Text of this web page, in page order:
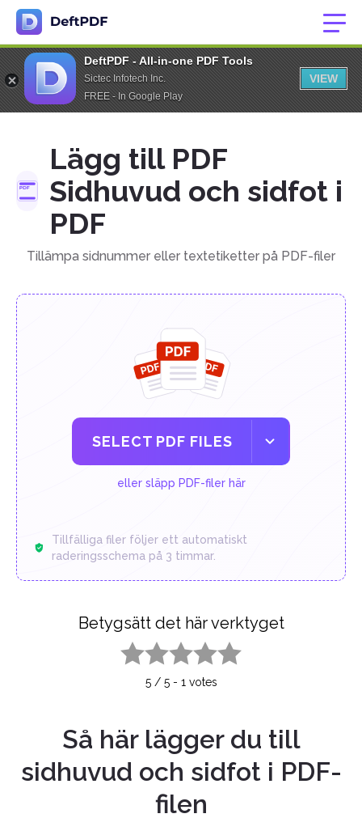
DeftPDF - All-in-one PDF Tools
Sictec Infotech Inc.
FREE - In Google Play
VIEW
Lägg till PDF
Sidhuvud och sidfot i
PDF
Tillämpa sidnummer eller textetiketter på PDF-filer
SELECT PDF FILES
eller släpp PDF-filer här
Tillfälliga filer följer ett automatiskt
raderingsschema på 3 timmar.
Betygsätt det här verktyget
5/ 5- 1 votes
Så här lägger du till
sidhuvud och sidfot i PDF-
filen